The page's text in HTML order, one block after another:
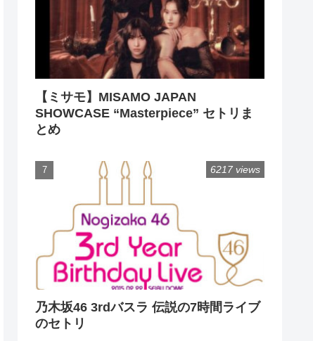
【ミサモ】MISAMO JAPAN
SHOWCASE “Masterpiece” セトリま
とめ
乃木坂46 3rdバスラ 伝説の7時間ライブ
のセトリ
6217 views